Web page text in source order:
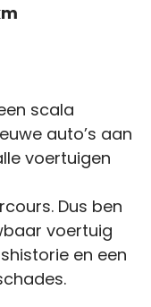
scala
auto’s aan
voertuigen
Dus ben
voertuig
en een